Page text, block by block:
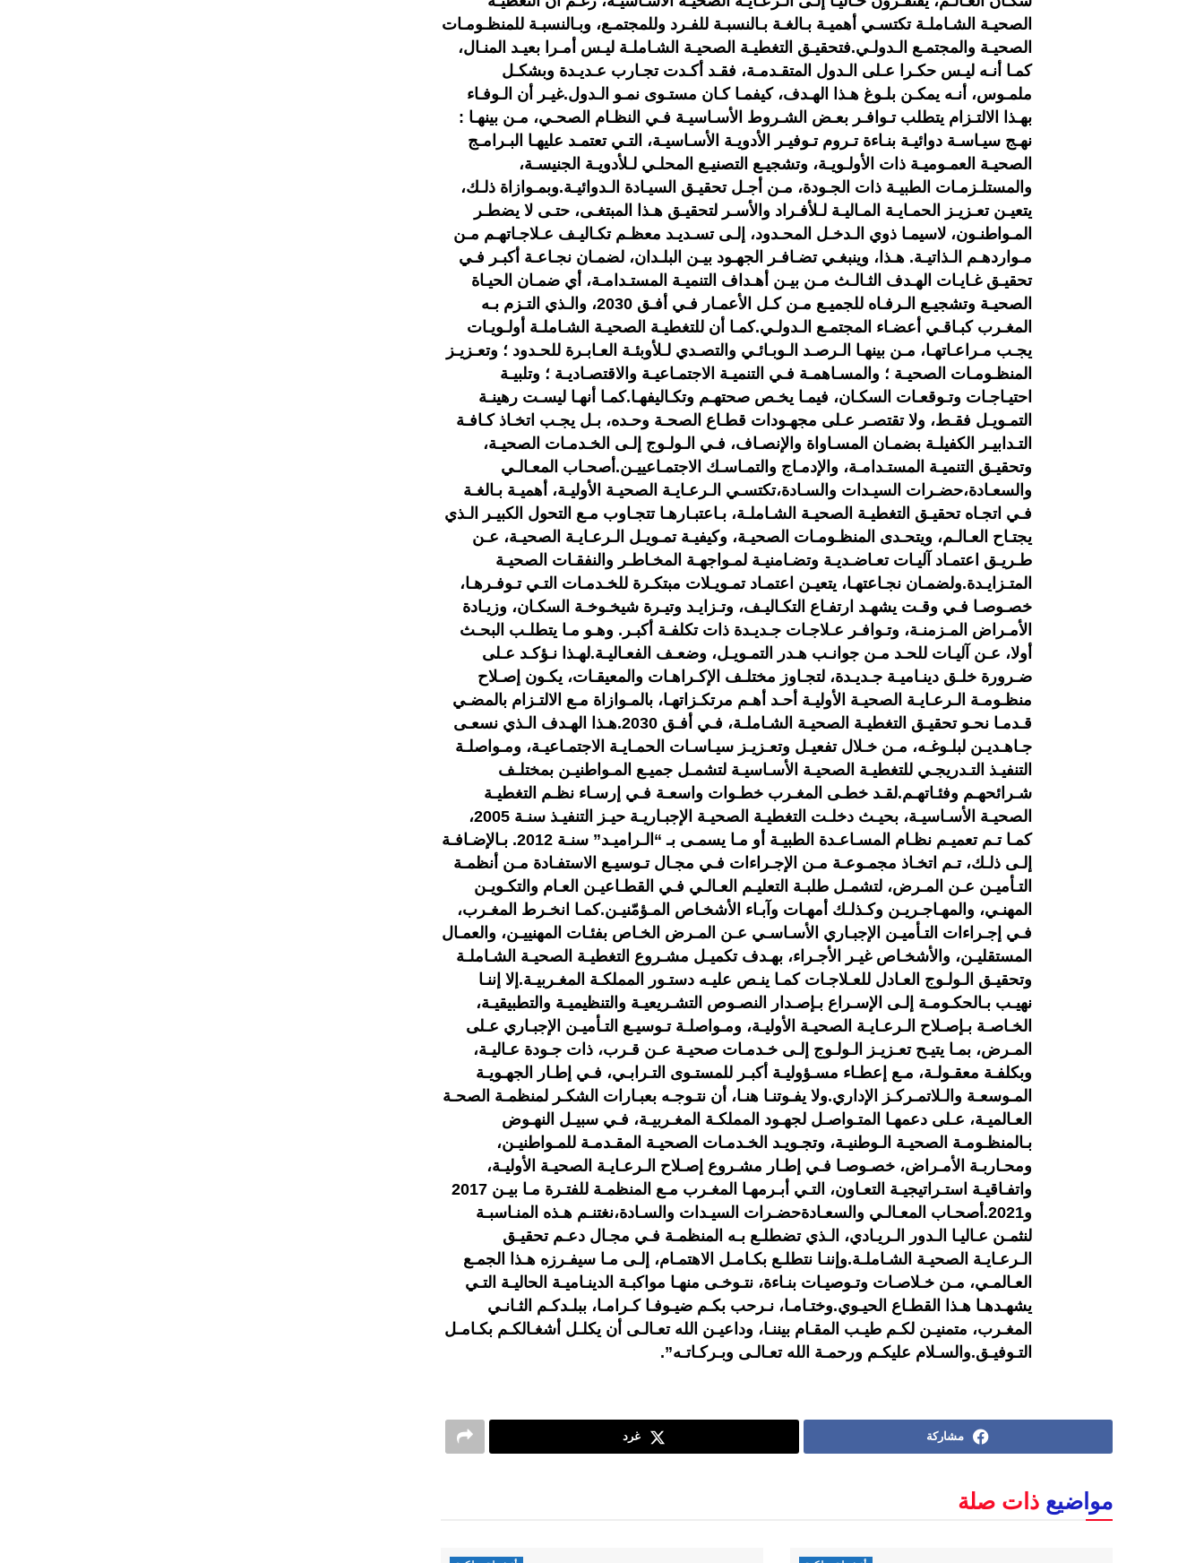
الصحيـة الشـاملـة تكتسـي أهميـة بـالغـة بـالنسبـة للفـرد وللمجتمـع، وبـالنسبـة للمنظـومـات
الصحيـة والمجتمـع الـدولـي.فتحقيـق التغطيـة الصحيـة الشـاملـة ليـس أمـرا بعيـد المنـال،
كمـا أنـه ليـس حكـرا عـلى الـدول المتقـدمـة، فقـد أكـدت تجـارب عـديـدة وبشكـل
ملمـوس، أنـه يمكـن بلـوغ هـذا الهـدف، كيفمـا كـان مستـوى نمـو الـدول.غيـر أن الـوفـاء
بهـذا الالتـزام يتطلب تـوافـر بعـض الشـروط الأسـاسيـة فـي النظـام الصحـي، مـن بينهـا :
نهـج سيـاسـة دوائيـة بنـاءة تـروم تـوفيـر الأدويـة الأسـاسيـة، التـي تعتمـد عليهـا البـرامـج
الصحيـة العمـوميـة ذات الأولـويـة، وتشجيـع التصنيـع المحلـي لـلأدويـة الجنيسـة،
والمستلـزمـات الطبيـة ذات الجـودة، مـن أجـل تحقيـق السيـادة الـدوائيـة.وبمـوازاة ذلـك،
يتعيـن تعـزيـز الحمـايـة المـاليـة لـلأفـراد والأسـر لتحقيـق هـذا المبتغـى، حتـى لا يضطـر
المـواطنـون، لاسيمـا ذوي الـدخـل المحـدود، إلـى تسـديـد معظـم تكـاليـف عـلاجـاتهـم مـن
مـواردهـم الـذاتيـة. هـذا، وينبغـي تضـافـر الجهـود بيـن البلـدان، لضمـان نجـاعـة أكبـر فـي
تحقيـق غـايـات الهـدف الثـالـث مـن بيـن أهـداف التنميـة المستـدامـة، أي ضمـان الحيـاة
الصحيـة وتشجيـع الـرفـاه للجميـع مـن كـل الأعمـار فـي أفـق 2030، والـذي التـزم بـه
المغـرب كبـاقـي أعضـاء المجتمـع الـدولـي.كمـا أن للتغطيـة الصحيـة الشـاملـة أولـويـات
يجـب مـراعـاتهـا، مـن بينهـا الـرصـد الـوبـائـي والتصـدي لـلأوبئـة العـابـرة للحـدود ؛ وتعـزيـز
المنظـومـات الصحيـة ؛ والمسـاهمـة فـي التنميـة الاجتمـاعيـة والاقتصـاديـة ؛ وتلبيـة
احتيـاجـات وتـوقعـات السكـان، فيمـا يخـص صحتهـم وتكـاليفهـا.كمـا أنهـا ليسـت رهينـة
التمـويـل فقـط، ولا تقتصـر عـلى مجهـودات قطـاع الصحـة وحـده، بـل يجـب اتخـاذ كـافـة
التـدابيـر الكفيلـة بضمـان المسـاواة والإنصـاف، فـي الـولـوج إلـى الخـدمـات الصحيـة،
وتحقيـق التنميـة المستـدامـة، والإدمـاج والتمـاسـك الاجتمـاعييـن.أصحـاب المعـالـي
والسعـادة،حضـرات السيـدات والسـادة،تكتسـي الـرعـايـة الصحيـة الأوليـة، أهميـة بـالغـة
فـي اتجـاه تحقيـق التغطيـة الصحيـة الشـاملـة، بـاعتبـارهـا تتجـاوب مـع التحول الكبيـر الـذي
يجتـاح العـالـم، ويتحـدى المنظـومـات الصحيـة، وكيفيـة تمـويـل الـرعـايـة الصحيـة، عـن
طـريـق اعتمـاد آليـات تعـاضـديـة وتضـامنيـة لمـواجهـة المخـاطـر والنفقـات الصحيـة
المتـزايـدة.ولضمـان نجـاعتهـا، يتعيـن اعتمـاد تمـويـلات مبتكـرة للخـدمـات التـي تـوفـرهـا،
خصـوصـا فـي وقـت يشهـد ارتفـاع التكـاليـف، وتـزايـد وتيـرة شيخـوخـة السكـان، وزيـادة
الأمـراض المـزمنـة، وتـوافـر عـلاجـات جـديـدة ذات تكلفـة أكبـر. وهـو مـا يتطلـب البحـث
أولا، عـن آليـات للحـد مـن جوانـب هـدر التمـويـل، وضعـف الفعـاليـة.لهـذا نـؤكـد عـلى
ضـرورة خلـق دينـاميـة جـديـدة، لتجـاوز مختلـف الإكـراهـات والمعيقـات، يكـون إصـلاح
منظـومـة الـرعـايـة الصحيـة الأوليـة أحـد أهـم مرتكـزاتهـا، بالمـوازاة مـع الالتـزام بالمضـي
قـدمـا نحـو تحقيـق التغطيـة الصحيـة الشـاملـة، فـي أفـق 2030.هـذا الهـدف الـذي نسعـى
جـاهـديـن لبلـوغـه، مـن خـلال تفعيـل وتعـزيـز سيـاسـات الحمـايـة الاجتمـاعيـة، ومـواصلـة
التنفيـذ التـدريجـي للتغطيـة الصحيـة الأسـاسيـة لتشمـل جميـع المـواطنيـن بمختلـف
شـرائحهـم وفئـاتهـم.لقـد خطـى المغـرب خطـوات واسعـة فـي إرسـاء نظـم التغطيـة
الصحيـة الأسـاسيـة، بحيـث دخلـت التغطيـة الصحيـة الإجبـاريـة حيـز التنفيـذ سنـة 2005،
كمـا تـم تعميـم نظـام المسـاعـدة الطبيـة أو مـا يسمـى بـ “الـراميـد” سنـة 2012. بـالإضـافـة
إلـى ذلـك، تـم اتخـاذ مجمـوعـة مـن الإجـراءات فـي مجـال تـوسيـع الاستفـادة مـن أنظمـة
التـأميـن عـن المـرض، لتشمـل طلبـة التعليـم العـالـي فـي القطـاعيـن العـام والتكـويـن
المهنـي، والمهـاجـريـن وكـذلـك أمهـات وآبـاء الأشخـاص المـؤمّنيـن.كمـا انخـرط المغـرب،
فـي إجـراءات التـأميـن الإجبـاري الأسـاسـي عـن المـرض الخـاص بفئـات المهنييـن، والعمـال
المستقليـن، والأشخـاص غيـر الأجـراء، بهـدف تكميـل مشـروع التغطيـة الصحيـة الشـاملـة
وتحقيـق الـولـوج العـادل للعـلاجـات كمـا ينـص عليـه دستـور المملكـة المغـربيـة.إلا إننـا
نهيـب بـالحكـومـة إلـى الإسـراع بـإصـدار النصـوص التشـريعيـة والتنظيميـة والتطبيقيـة،
الخـاصـة بـإصـلاح الـرعـايـة الصحيـة الأوليـة، ومـواصلـة تـوسيـع التـأميـن الإجبـاري عـلى
المـرض، بمـا يتيـح تعـزيـز الـولـوج إلـى خـدمـات صحيـة عـن قـرب، ذات جـودة عـاليـة،
وبكلفـة معقـولـة، مـع إعطـاء مسـؤوليـة أكبـر للمستـوى التـرابـي، فـي إطـار الجهـويـة
المـوسعـة والـلاتمـركـز الإداري.ولا يفـوتنـا هنـا، أن نتـوجـه بعبـارات الشكـر لمنظمـة الصحـة
العـالميـة، عـلى دعمهـا المتـواصـل لجهـود المملكـة المغـربيـة، فـي سبيـل النهـوض
بـالمنظـومـة الصحيـة الـوطنيـة، وتجـويـد الخـدمـات الصحيـة المقـدمـة للمـواطنيـن،
ومحـاربـة الأمـراض، خصـوصـا فـي إطـار مشـروع إصـلاح الـرعـايـة الصحيـة الأوليـة،
واتفـاقيـة استـراتيجيـة التعـاون، التـي أبـرمهـا المغـرب مـع المنظمـة للفتـرة مـا بيـن 2017
و2021.أصحـاب المعـالـي والسعـادةحضـرات السيـدات والسـادة،نغتنـم هـذه المنـاسبـة
لنثمـن عـاليـا الـدور الـريـادي، الـذي تضطلـع بـه المنظمـة فـي مجـال دعـم تحقيـق
الـرعـايـة الصحيـة الشـاملـة.وإننـا نتطلـع بكـامـل الاهتمـام، إلـى مـا سيفـرزه هـذا الجمـع
العـالمـي، مـن خـلاصـات وتـوصيـات بنـاءة، نتـوخـى منهـا مواكبـة الدينـاميـة الحاليـة التـي
يشهـدهـا هـذا القطـاع الحيـوي.وختـامـا، نـرحب بكـم ضيـوفـا كـرامـا، ببلـدكـم الثـانـي
المغـرب، متمنيـن لكـم طيـب المقـام بيننـا، وداعيـن الله تعـالـى أن يكلـل أشغـالكـم بكـامـل
التـوفيـق.والسـلام عليكـم ورحمـة الله تعـالـى وبـركـاتـه”.
مشاركة غرد
مواضيع ذات صلة